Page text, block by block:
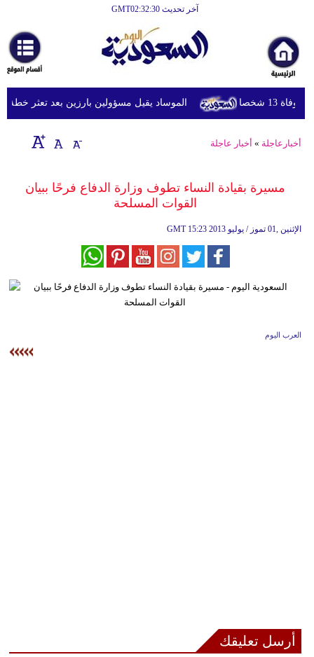
آخر تحديث GMT02:32:30
أخبارعاجلة
رياضة
ثقافة
إقتصاد
وموسيقى
ديكور
فيديو
الموساد يقيل مسؤولين بارزين بعد تعثر خطة شخصا
أخبارعاجلة » أخبار عاجلة
مسيرة بقيادة النساء تطوف وزارة الدفاع فرحًا ببيان
القوات المسلحة
GMT 15:23 2013 الإثنين ,01 تموز / يوليو
العرب اليوم
أرسل تعليقك